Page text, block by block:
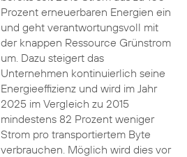
Prozent erneuerbaren Energien ein
und geht verantwortungsvoll mit
der knappen Ressource Grünstrom
um. Dazu steigert das
Unternehmen kontinuierlich seine
Energieeffizienz und wird im Jahr
2025 im Vergleich zu 2015
mindestens 82 Prozent weniger
Strom pro transportiertem Byte
verbrauchen. Möglich wird dies vor